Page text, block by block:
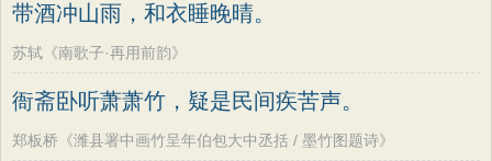
带酒冲山雨，和衣睡晚晴。
苏轼《南歌子·再用前韵》
衙斋卧听萧萧竹，疑是民间疾苦声。
郑板桥《潍县署中画竹呈年伯包大中丞括 / 墨竹图题诗》